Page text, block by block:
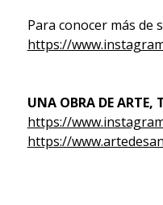
Para conocer más de
https://
UNA OBRA DE ARTE,
https://
https://